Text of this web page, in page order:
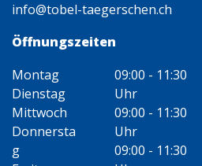
Öffnungszeiten
info@tobel-taegerschen.ch
Montag
Dienstag
Mittwoch
Donnersta
g
09:00 - 11:30
Uhr
09:00 - 11:30
Uhr
09:00 - 11:30